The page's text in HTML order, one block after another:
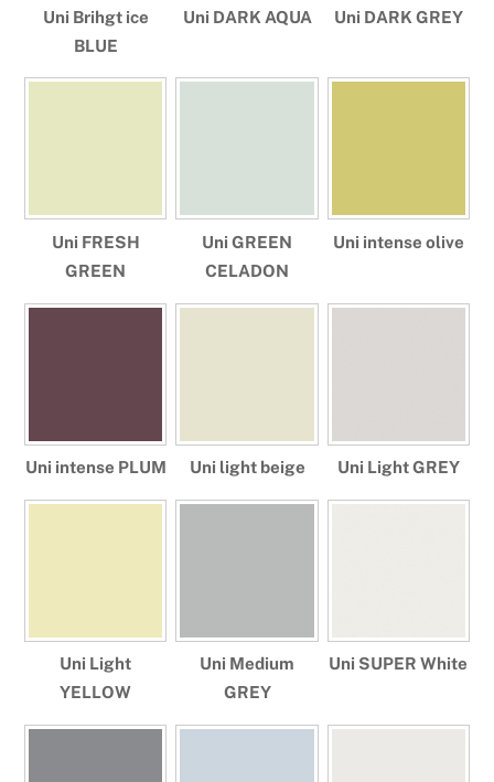
Uni Brihgt ice
BLUE
Uni DARK AQUA Uni DARK GREY
Uni FRESH
GREEN
Uni GREEN
CELADON
Uni intense olive
Uni intense PLUM Uni light beige Uni Light GREY
Uni Light
YELLOW
Uni Medium
GREY
Uni SUPER White